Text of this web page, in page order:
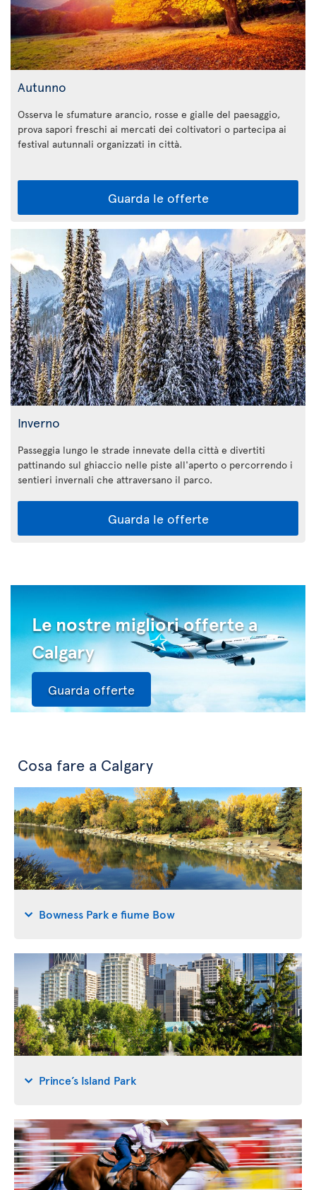
Autunno
Osserva le sfumature arancio, rosse e gialle del paesaggio,
prova sapori freschi ai mercati dei coltivatori o partecipa ai
festival autunnali organizzati in città.
Guarda le offerte
Inverno
Passeggia lungo le strade innevate della città e divertiti
pattinando sul ghiaccio nelle piste all'aperto o percorrendo i
sentieri invernali che attraversano il parco.
Guarda le offerte
Le nostre migliori offerte a
Calgary
Guarda offerte
Cosa fare a Calgary
Bowness Park e fiume Bow
Prince’s Island Park